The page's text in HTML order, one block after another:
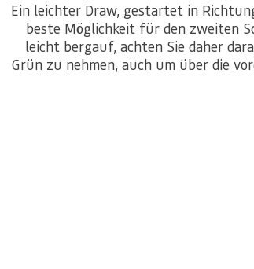
Ein leichter Draw, gestartet in
beste Möglichkeit für den zweiten
leicht bergauf, achten Sie daher
Grün zu nehmen, auch um über die